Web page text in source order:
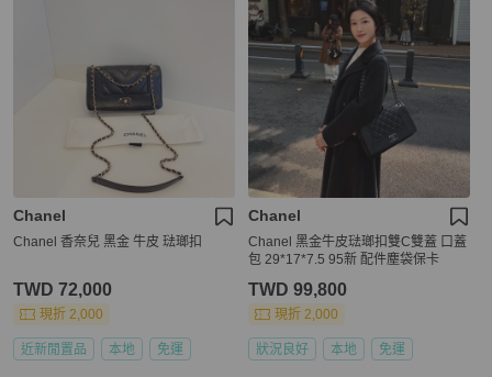
Chanel
Chanel 香奈兒 黑金 牛皮 琺瑯扣
TWD 72,000
現折 2,000
近新閒置品 本地 免運
Chanel
Chanel 黑金牛皮琺瑯扣雙C雙蓋 口蓋
包 29*17*7.5 95新 配件塵袋保卡
TWD 99,800
現折 2,000
狀況良好 本地 免運